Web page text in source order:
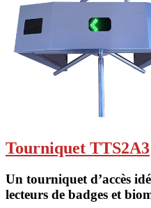
Tourniquet TTS2A3
Un tourniquet d’accès
lecteurs de badges et